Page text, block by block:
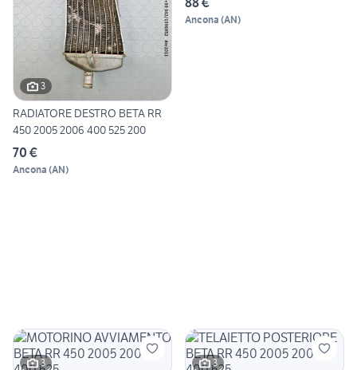
3
RADIATORE DESTRO BETA RR
450 2005 2006 400 525 200
70 €
Ancona (AN)
Ancona (AN)
3 3